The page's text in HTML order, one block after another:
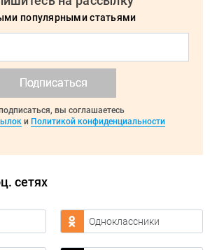
популярными статьями
Подписаться
вы соглашаетесь
и Политикой конфиденциальности
сетях
Одноклассники